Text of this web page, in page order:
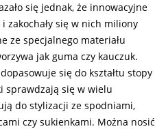
się jednak, że innowacyjne
i zakochały się w nich miliony
ze specjalnego materiału
jak guma czy kauczuk.
się do kształtu stopy
sprawdzają się w wielu
do stylizacji ze spodniami,
czy sukienkami. Można nosić